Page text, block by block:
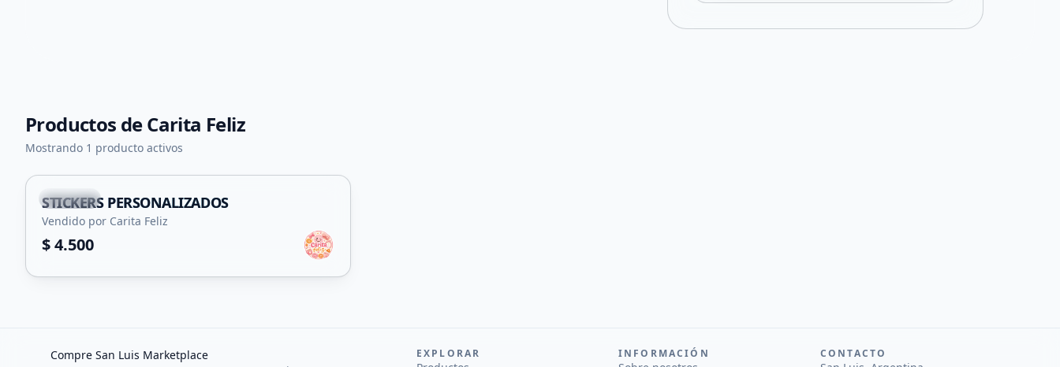
Productos deCarita Feliz
Mostrando 1 producto activos
Capital
STICKERS PERSONALIZADOS
Vendido por Carita Feliz
$ 4.500
Compre San Luis Marketplace
EXPLORAR INFORMACIÓN CONTACTO